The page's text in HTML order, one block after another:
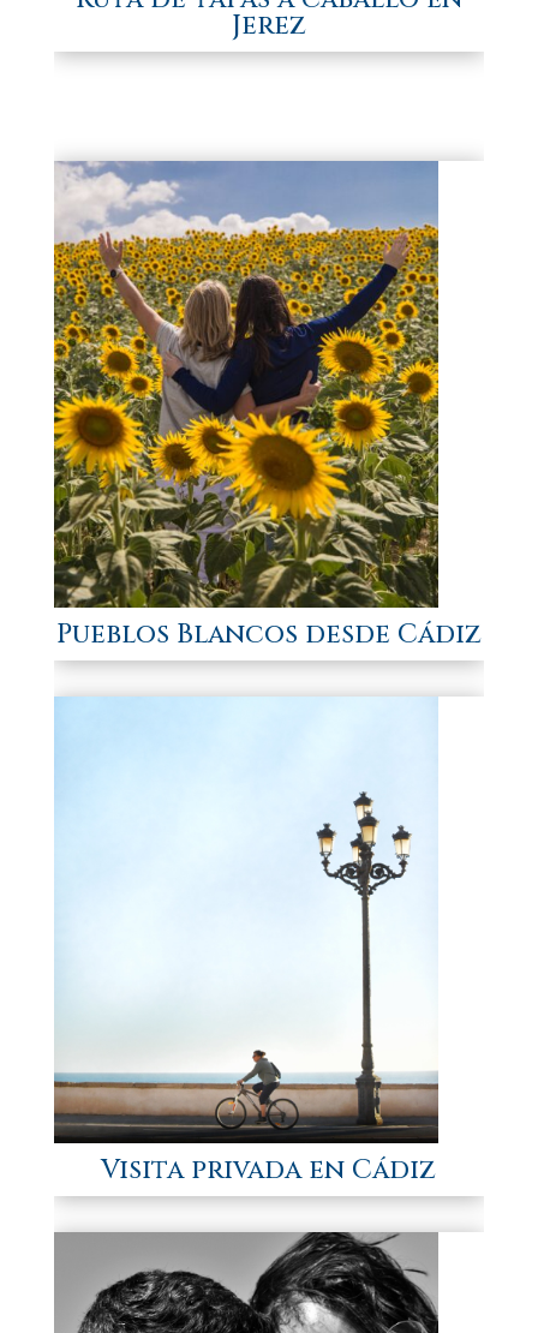
Jerez
Pueblos Blancos desde Cádiz
Visita privada en Cádiz